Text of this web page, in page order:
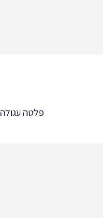
פלטה עגולה